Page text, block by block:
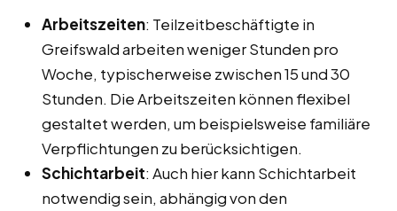
Arbeitszeiten: Teilzeitbeschäftigte in
Greifswald arbeiten weniger Stunden pro
Woche, typischerweise zwischen 15 und 30
Stunden. Die Arbeitszeiten können flexibel
gestaltet werden, um beispielsweise familiäre
Verpflichtungen zu berücksichtigen.
Schichtarbeit: Auch hier kann Schichtarbeit
notwendig sein, abhängig von den